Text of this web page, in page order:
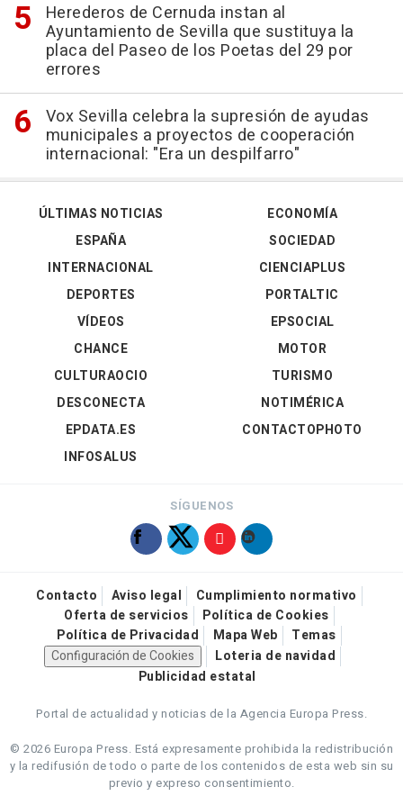
Herederos de Cernuda instan al
Ayuntamiento de Sevilla que sustituya la
placa del Paseo de los Poetas del 29 por
errores
Vox Sevilla celebra la supresión de ayudas
municipales a proyectos de cooperación
internacional: "Era un despilfarro"
ÚLTIMAS NOTICIAS
ESPAÑA
INTERNACIONAL
DEPORTES
VÍDEOS
ECONOMÍA
SOCIEDAD
CIENCIAPLUS
PORTALTIC
EPSOCIAL
CHANCE
CULTURAOCIO
DESCONECTA
EPDATA.ES
INFOSALUS
MOTOR
TURISMO
NOTIMÉRICA
CONTACTOPHOTO
SÍGUENOS
Contacto Aviso legal
Cumplimiento normativo
Oferta de servicios
Política de Cookies
Política de Privacidad
Mapa Web
Temas
Configuración de Cookies
Loteria de navidad
Publicidad estatal
Portal de actualidad y noticias de la Agencia Europa Press.
© 2026 Europa Press. Está expresamente prohibida la redistribución
y la redifusión de todo o parte de los contenidos de esta web sin su
previo y expreso consentimiento.